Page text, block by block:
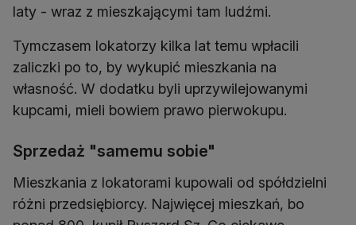
laty - wraz z mieszkającymi tam ludźmi.
Tymczasem lokatorzy kilka lat temu wpłacili
zaliczki po to, by wykupić mieszkania na
własność. W dodatku byli uprzywilejowanymi
kupcami, mieli bowiem prawo pierwokupu.
Sprzedaż "samemu sobie"
Mieszkania z lokatorami kupowali od spółdzielni
różni przedsiębiorcy. Najwięcej mieszkań, bo